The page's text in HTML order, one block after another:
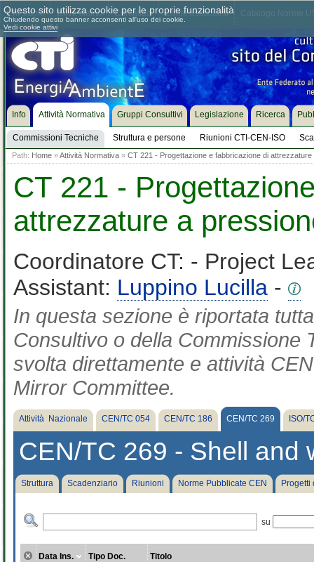
Chi siamo Dove siamo Contattaci Come associarsi
Info Attività Normativa
Commissioni Tecniche Struttura e persone Riunioni CTI-CEN-ISO
Gruppi Consultivi Legislazione Ricerca
Path: Home »Attività Normativa » CT 221 - Progettazione e fabbricazione di
CT 221 -
attrezzature a
Coordinatore CT: - Project
Assistant: Luppino Lucilla -
In questa sezione è riportata
Consultivo o della Commissione
svolta direttamente e attività
Mirror Committee.
Attività Nazionale CEN/TC 054 CEN/TC 186 CEN/TC 269 ISO/
CEN/TC 269 - Shell and
Struttura Scadenziario Riunioni Norme Pubblicate CEN Progetti
su
Data Ins. Tipo Doc. Titolo
Questo sito utilizza cookie per le proprie funzionalità
Chiudendo questo banner acconsenti all'uso dei cookie.
Vedi cookie attivi